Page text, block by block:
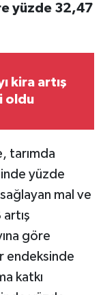
yüzde 32,47
kira artış
oldu
tarımda
yüzde
mal ve
göre
endeksinde
katkı